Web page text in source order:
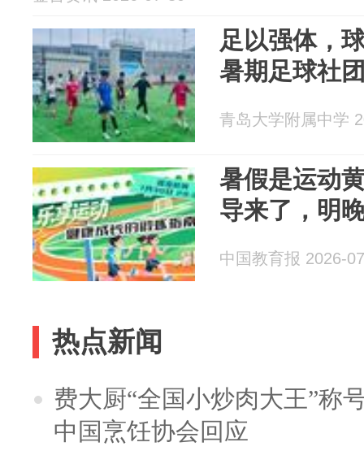
足以强体，
暑期足球社
青岛大学附属中学
暑假是运动
导来了，明
中国教育报 2026-
热点新闻
费大厨“全国小炒肉大王”称
中国烹饪协会回应